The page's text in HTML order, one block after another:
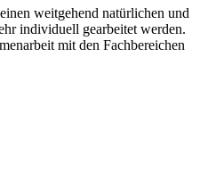
weitgehend natürlichen und
individuell gearbeitet werden.
mit den Fachbereichen